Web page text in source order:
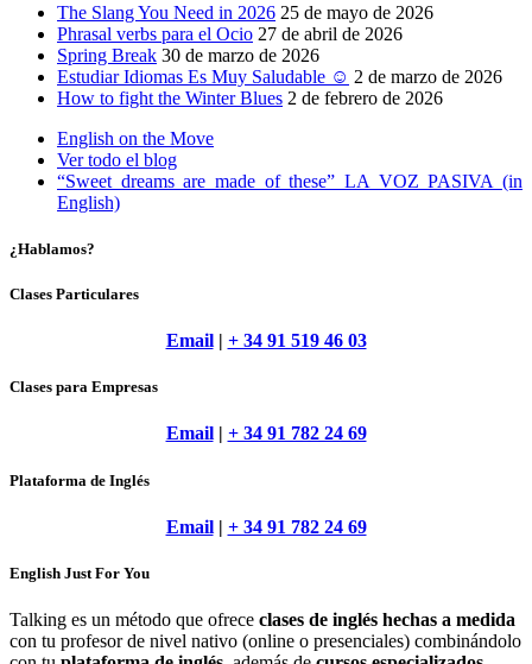
The Slang You Need in 2026 25 de mayo de 2026
Phrasal verbs para el Ocio 27 de abril de 2026
Spring Break 30 de marzo de 2026
Estudiar Idiomas Es Muy Saludable ☺ 2 de marzo de 2026
How to fight the Winter Blues 2 de febrero de 2026
English on the Move
Ver todo el blog
“Sweet dreams are made of these” LA VOZ PASIVA (in
English)
¿Hablamos?
Clases Particulares
Email| + 34 91 519 46 03
Clases para Empresas
Email| + 34 91 782 24 69
Plataforma de Inglés
Email| + 34 91 782 24 69
English Just For You
Talking es un método que ofrece clases de inglés hechas a medida
con tu profesor de nivel nativo (online o presenciales) combinándolo